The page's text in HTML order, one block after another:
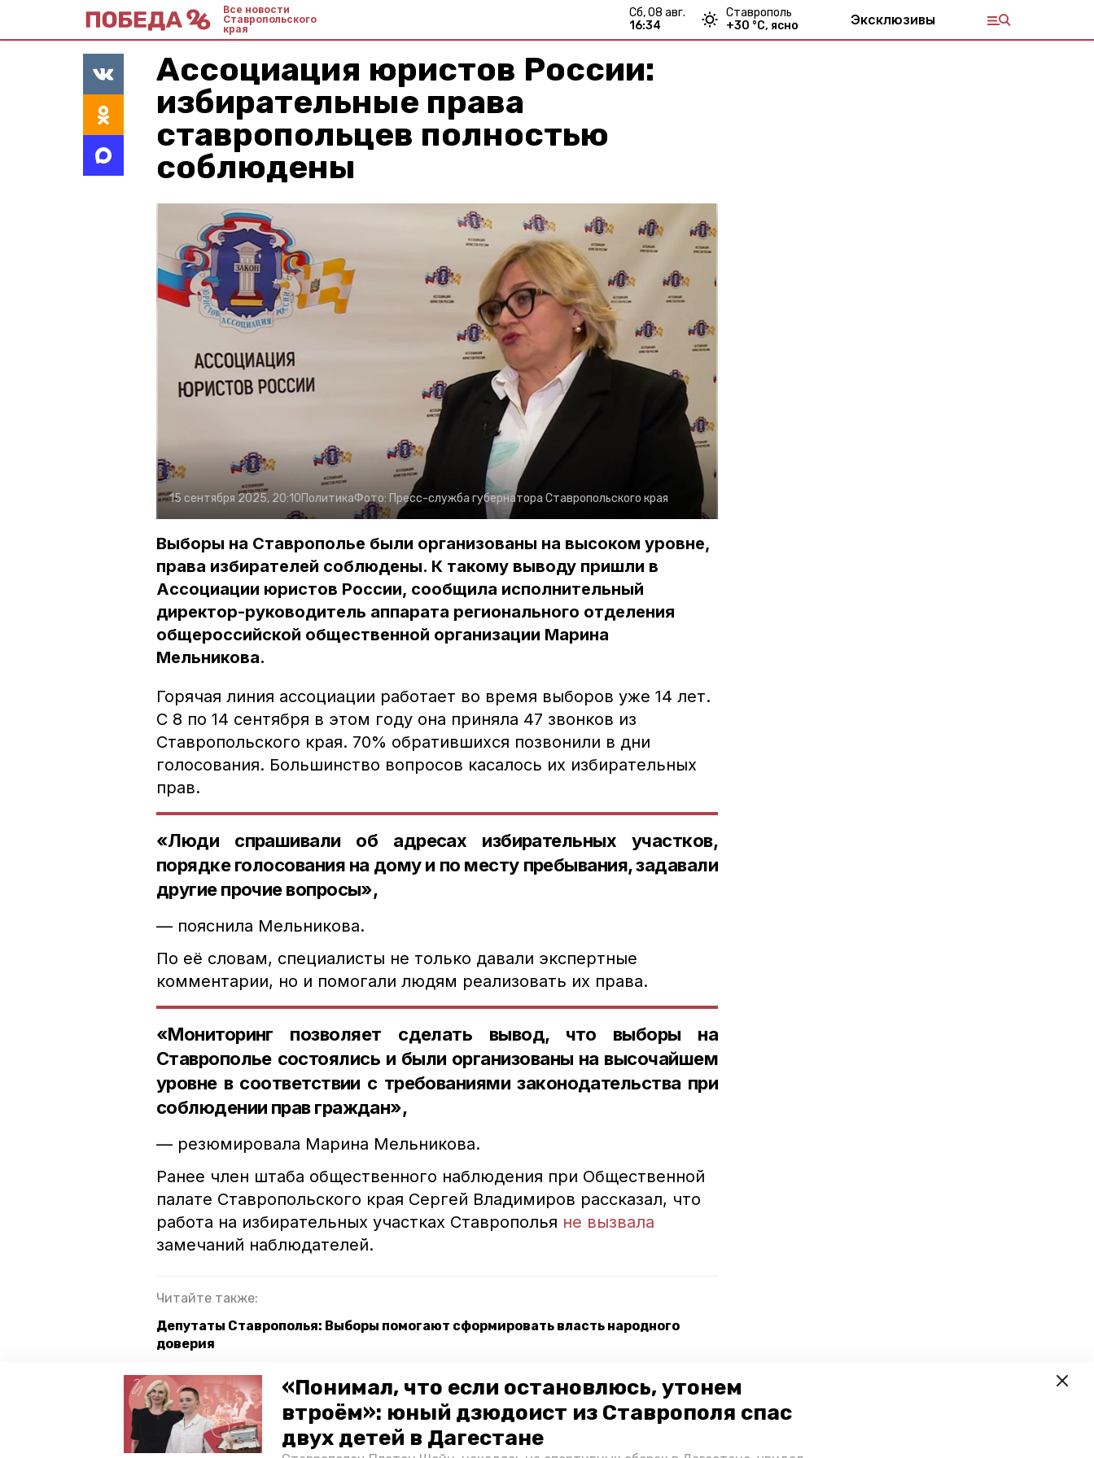
«Понимал, что если остановлюсь, утонем
втроём»: юный дзюдоист из Ставрополя спас
двух детей в Дагестане
Все новости
Ставропольского
края
сб, 08 авг.
16:34
Ставрополь
+30 °С, ясно Эксклюзивы
Ассоциация юристов России:
избирательные права
ставропольцев полностью
соблюдены
15 сентября 2025, 20:10ПолитикаФото: Пресс-служба губернатора Ставропольского края
Выборы на Ставрополье были организованы на высоком уровне,
права избирателей соблюдены. К такому выводу пришли в
Ассоциации юристов России, сообщила исполнительный
директор-руководитель аппарата регионального отделения
общероссийской общественной организации Марина
Мельникова.
Горячая линия ассоциации работает во время выборов уже 14 лет.
С 8 по 14 сентября в этом году она приняла 47 звонков из
Ставропольского края. 70% обратившихся позвонили в дни
голосования. Большинство вопросов касалось их избирательных
прав.
«Люди спрашивали об адресах избирательных участков,
порядке голосования на дому и по месту пребывания, задавали
другие прочие вопросы»,
— пояснила Мельникова.
По её словам, специалисты не только давали экспертные
комментарии, но и помогали людям реализовать их права.
«Мониторинг позволяет сделать вывод, что выборы на
Ставрополье состоялись и были организованы на высочайшем
уровне в соответствии с требованиями законодательства при
соблюдении прав граждан»,
— резюмировала Марина Мельникова.
Ранее член штаба общественного наблюдения при Общественной
палате Ставропольского края Сергей Владимиров рассказал, что
работа на избирательных участках Ставрополья не вызвала
замечаний наблюдателей.
Читайте также:
Депутаты Ставрополья: Выборы помогают сформировать власть народного
доверия
«Ставропольцы доверяют защитникам» — Малькевич о победе бойцов СВО на
выборах
Участники СВО ознакомились с работой избирательных участков в Ставрополе